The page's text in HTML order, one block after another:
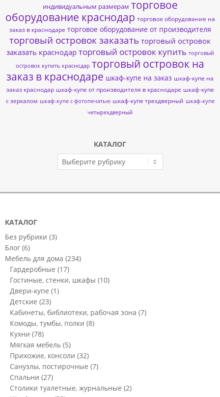
индивидуальным размерам торговое
оборудование краснодар торговое оборудование на
заказ в краснодаре торговое оборудование от производителя
торговый островок заказать торговый островок
заказать краснодар торговый островок купить торговый
островок купить краснодар торговый островок на
заказ в краснодаре шкаф-купе на заказ шкаф-купе на
заказ краснодар шкаф-купе от производителя в краснодаре шкаф-купе
с зеркалом шкаф-купе с фотопечатью шкаф-купе трехдверный шкаф-купе
четырехдверный
КАТАЛОГ
КАТАЛОГ
КАТАЛОГ
Без рубрики (3)
Блог (6)
Мебель для дома (234)
Гардеробные (17)
Гостиные, стенки, шкафы (10)
Двери-купе (1)
Детские (23)
Кабинеты, библиотеки, рабочая зона (7)
Комоды, тумбы, полки (8)
Кухни (78)
Мягкая мебель (5)
Прихожие, консоли (32)
Санузлы, постирочные (7)
Спальни (27)
Столики туалетные, журнальные (2)